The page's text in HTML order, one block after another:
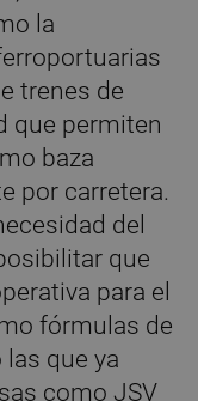
la
trenes de
que permiten
baza
por carretera.
del
que
para el
fórmulas de
que ya
como JSV